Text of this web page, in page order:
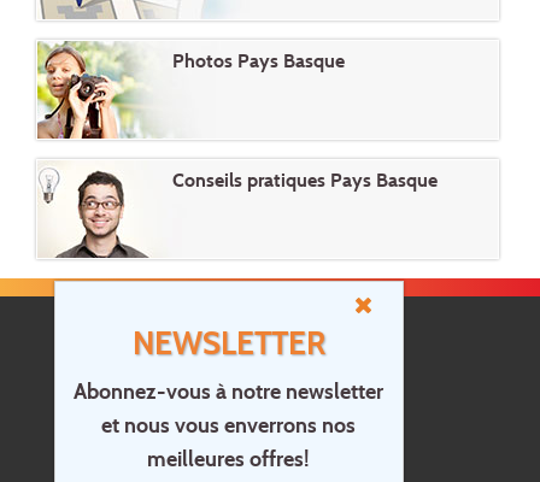
NEWSLETTER
Abonnez-vous à notre newsletter
et nous vous enverrons nos
meilleures offres!
Photos Pays Basque
Conseils pratiques Pays Basque
Accueil
Contact